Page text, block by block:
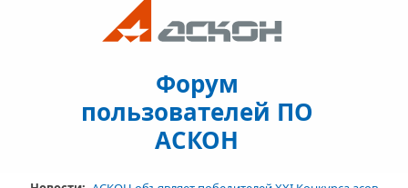
Форум
пользователей ПО
АСКОН